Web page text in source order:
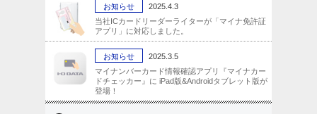
お知らせ
2025.4.3
当社ICカードリーダーライターが「マイナ免許証
アプリ」に対応しました。
お知らせ
2025.3.5
マイナンバーカード情報確認アプリ『マイナカー
ドチェッカー』に iPad版&Androidタブレット版が
登場！